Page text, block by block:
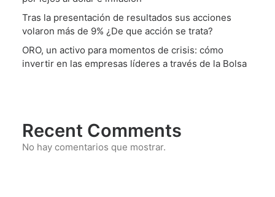
Tras la presentación de resultados sus acciones
volaron más de 9% ¿De que acción se trata?
ORO, un activo para momentos de crisis: cómo
invertir en las empresas líderes a través de la Bolsa
Recent Comments
No hay comentarios que mostrar.